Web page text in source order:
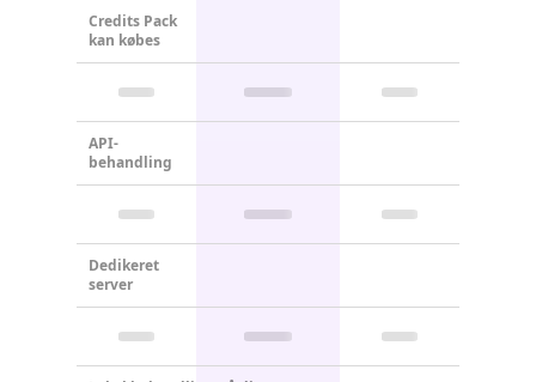
Credits Pack
kan købes
API-
behandling
Dedikeret
server